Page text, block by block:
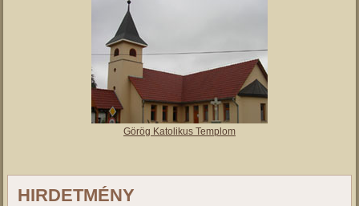
Görög Katolikus Templom
HIRDETMÉNY